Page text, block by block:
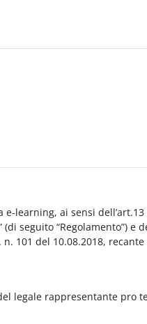
learning, ai sensi
seguito “Regolamento”) e
101 del 10.08.2018,
legale rappresentante pro